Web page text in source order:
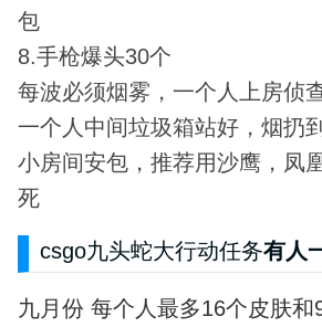
包
8.手枪爆头30个
每波必须烟雾，一个人上房侦
一个人中间垃圾箱站好，烟扔
小房间安包，推荐用沙鹰，凤
死
csgo九头蛇大行动任务有人
九月份 每个人最多16个皮肤和